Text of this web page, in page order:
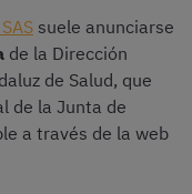
suele anunciarse
de la Dirección
de Salud, que
de la Junta de
a través de la web